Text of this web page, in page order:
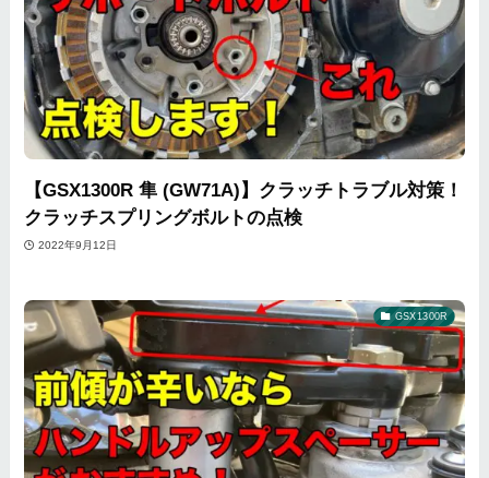
【GSX1300R 隼 (GW71A)】クラッチトラブル対策！
クラッチスプリングボルトの点検
2022年9月12日
GSX1300R